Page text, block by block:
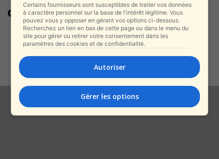
opinion internationale
Yossef Haddad attaque CNN :
“Les otages israéliens ont
survécu à...
alxprss_sab - 14 octobre 2025
Certains fournisseurs sont susceptibles de traiter vos données
à caractère personnel sur la base de l'intérêt légitime. Vous
pouvez vous y opposer en gérant vos options ci-dessous.
Recherchez un lien en bas de cette page ou dans le menu du
site pour gérer ou retirer votre consentement dans les
paramètres des cookies et de confidentialité.
Autoriser
Gérer les options